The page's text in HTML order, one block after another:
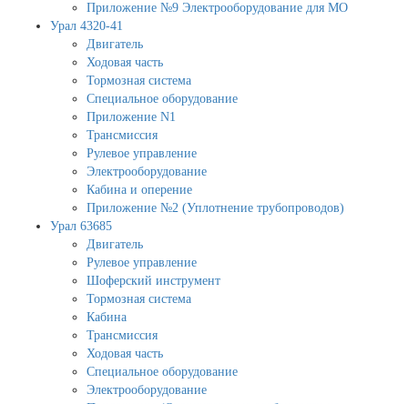
Приложение №9 Электрооборудование для МО
Урал 4320-41
Двигатель
Ходовая часть
Тормозная система
Специальное оборудование
Приложение N1
Трансмиссия
Рулевое управление
Электрооборудование
Кабина и оперение
Приложение №2 (Уплотнение трубопроводов)
Урал 63685
Двигатель
Рулевое управление
Шоферский инструмент
Тормозная система
Кабина
Трансмиссия
Ходовая часть
Специальное оборудование
Электрооборудование